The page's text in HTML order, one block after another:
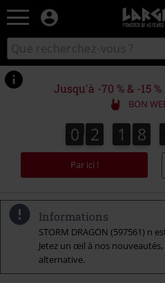
-
&
TV
Rechercher
sur
le
catalogue
Jusqu'à -70 % & -15
BON
0
0 2
2 1
1 8
8
Par ici !
Informations
STORM DRAGON (597561) n
Jetez un œil à nos
alternative.